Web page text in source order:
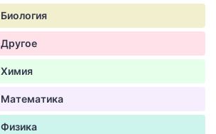
Биология
Другое
Химия
Математика
Физика